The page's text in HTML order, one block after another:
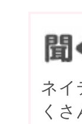
ネイ
く